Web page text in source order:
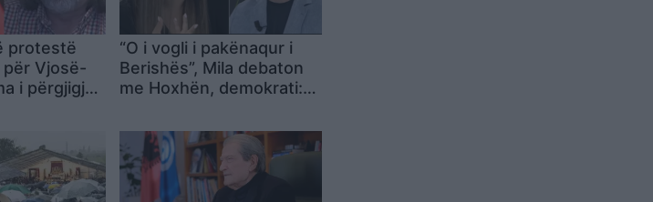
protestë
Vjosë-
i përgjigjet
“O i vogli i pakënaqur i
Berishës”, Mila debaton
me Hoxhën, demokrati: